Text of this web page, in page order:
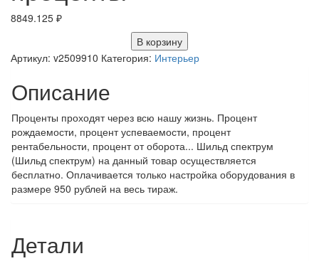
8849.125 ₽
В корзину
Артикул: v2509910 Категория: Интерьер
Описание
Проценты проходят через всю нашу жизнь. Процент
рождаемости, процент успеваемости, процент
рентабельности, процент от оборота... Шильд спектрум
(Шильд спектрум) на данный товар осуществляется
бесплатно. Оплачивается только настройка оборудования в
размере 950 рублей на весь тираж.
Детали